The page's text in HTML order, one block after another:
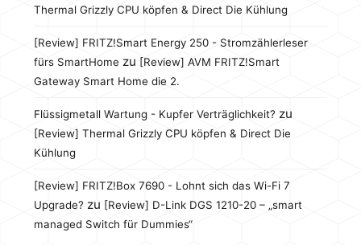
Thermal Grizzly CPU köpfen & Direct Die Kühlung
[Review] FRITZ!Smart Energy 250 - Stromzählerleser
fürs SmartHome zu [Review] AVM FRITZ!Smart
Gateway Smart Home die 2.
Flüssigmetall Wartung - Kupfer Verträglichkeit? zu
[Review] Thermal Grizzly CPU köpfen & Direct Die
Kühlung
[Review] FRITZ!Box 7690 - Lohnt sich das Wi-Fi 7
Upgrade? zu [Review] D-Link DGS 1210-20 – „smart
managed Switch für Dummies“